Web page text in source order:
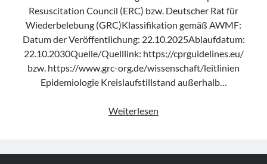
Resuscitation Council (ERC) bzw. Deutscher Rat für
Wiederbelebung (GRC)Klassifikation gemäß AWMF:
Datum der Veröffentlichung: 22.10.2025Ablaufdatum:
22.10.2030Quelle/Quelllink: https://cprguidelines.eu/
bzw. https://www.grc-org.de/wissenschaft/leitlinien
Epidemiologie Kreislaufstillstand außerhalb…
Weiterlesen
des